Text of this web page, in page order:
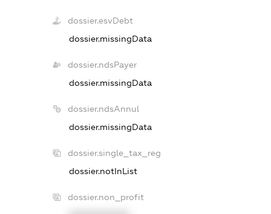
dossier.esvDebt
dossier.missingData
dossier.ndsPayer
dossier.missingData
dossier.ndsAnnul
dossier.missingData
dossier.single_tax_reg
dossier.notInList
dossier.non_profit